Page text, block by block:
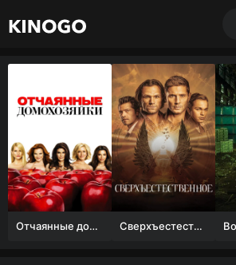
Отчаянные домохозяйки (1 сезон) Сверхъестественное